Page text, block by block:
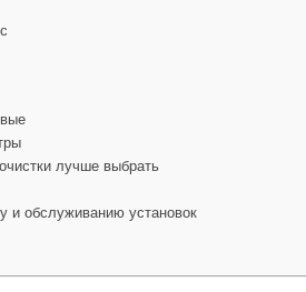
лучше выбрать
и обслуживанию установок